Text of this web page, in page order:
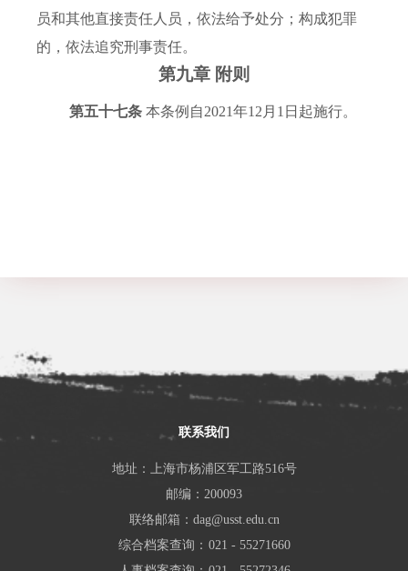
员和其他直接责任人员，依法给予处分；构成犯罪
的，依法追究刑事责任。
第九章 附则
第五十七条 本条例自2021年12月1日起施行。
联系我们
地址：上海市杨浦区军工路516号
邮编：200093
联络邮箱：dag@usst.edu.cn
综合档案查询： 021 - 55271660